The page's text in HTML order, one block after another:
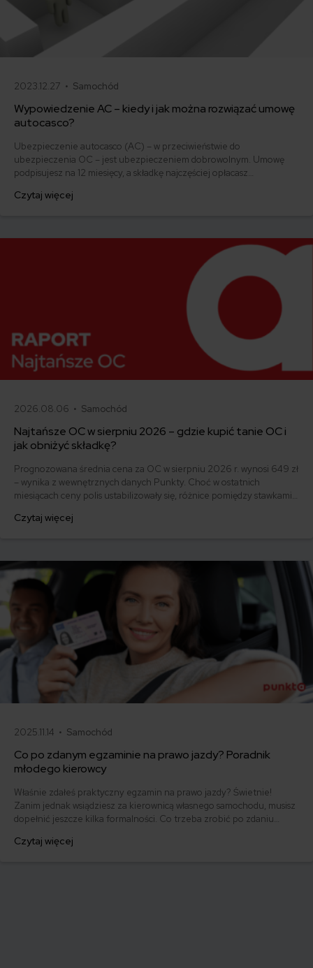
2023.12.27 • Samochód
Wypowiedzenie AC – kiedy i jak można rozwiązać umowę
autocasco?
Ubezpieczenie autocasco (AC) – w przeciwieństwie do
ubezpieczenia OC – jest ubezpieczeniem dobrowolnym. Umowę
podpisujesz na 12 miesięcy, a składkę najczęściej opłacasz
ofertę lub zdecydowałeś się sprzedać samochód w trakcie trwania
Czytaj więcej
2026.08.06 • Samochód
Najtańsze OC w sierpniu 2026 – gdzie kupić tanie OC i
jak obniżyć składkę?
Prognozowana średnia cena za OC w sierpniu 2026 r. wynosi 649 zł
– wynika z wewnętrznych danych Punkty. Choć w ostatnich
miesiącach ceny polis ustabilizowały się, różnice pomiędzy stawkami
500 zł, inni – powyżej 1500 zł. Gdzie znaleźć najtańsze OC w Polsce
Czytaj więcej
2025.11.14 • Samochód
Co po zdanym egzaminie na prawo jazdy? Poradnik
młodego kierowcy
Właśnie zdałeś praktyczny egzamin na prawo jazdy? Świetnie!
Zanim jednak wsiądziesz za kierownicą własnego samochodu, musisz
dopełnić jeszcze kilka formalności. Co trzeba zrobić po zdaniu
którym szybko załatwisz sprawy urzędowe i będziesz mógł prowadzić
Czytaj więcej